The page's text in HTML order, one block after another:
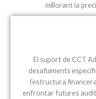
millorant la
El suport de CCT
desafiaments
l’estructura
enfrontar futures